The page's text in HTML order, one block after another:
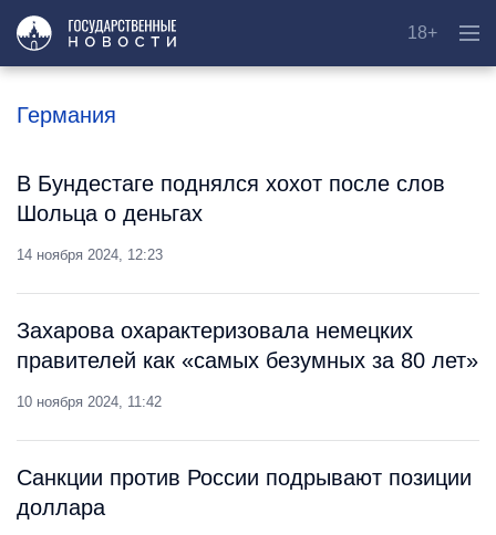
18+
Германия
В Бундестаге поднялся хохот после слов
Шольца о деньгах
14 ноября 2024, 12:23
Захарова охарактеризовала немецких
правителей как «самых безумных за 80 лет»
10 ноября 2024, 11:42
Санкции против России подрывают позиции
доллара